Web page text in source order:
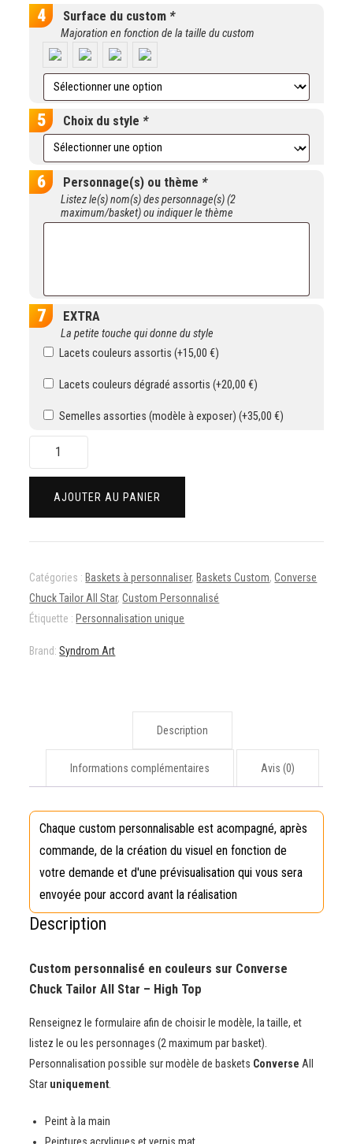
Surface du custom *
Majoration en fonction de la taille du custom
Choix du style *
Personnage(s) ou thème *
Listez le(s) nom(s) des personnage(s) (2
maximum/basket) ou indiquer le thème
EXTRA
La petite touche qui donne du style
Lacets couleurs assortis (+15,00€)
Lacets couleurs dégradé assortis (+20,00€)
Semelles assorties (modèle à exposer) (+35,00€)
quantité
de
Converse
Chuck
Tailor
All
AJOUTER AU PANIER
Catégories :Baskets à personnaliser,Baskets Custom,Converse
Chuck Tailor All Star,Custom Personnalisé
Étiquette :Personnalisation unique
Brand:Syndrom Art
Description
Informations complémentaires Avis (0)
Description
Custom personnalisé en couleurs sur Converse
Chuck Tailor All Star – High Top
Renseignez le formulaire afin de choisir le modèle, la taille, et
listez le ou les personnages (2 maximum par basket).
Personnalisation possible sur modèle de baskets Converse All
Star uniquement
Peint à la main